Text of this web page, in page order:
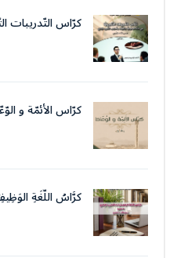
كرّاس التّدريبات
كرّاس الأئمّة و
كرَّاسُ اللُّغَةِ